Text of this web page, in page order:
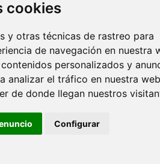
cookies
y otras técnicas de rastreo para
de navegación en nuestra
personalizados y
analizar el tráfico en nuestra
de donde llegan nuestros
Configurar